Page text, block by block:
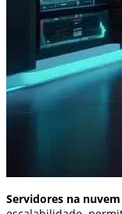
Servidores na nuvem